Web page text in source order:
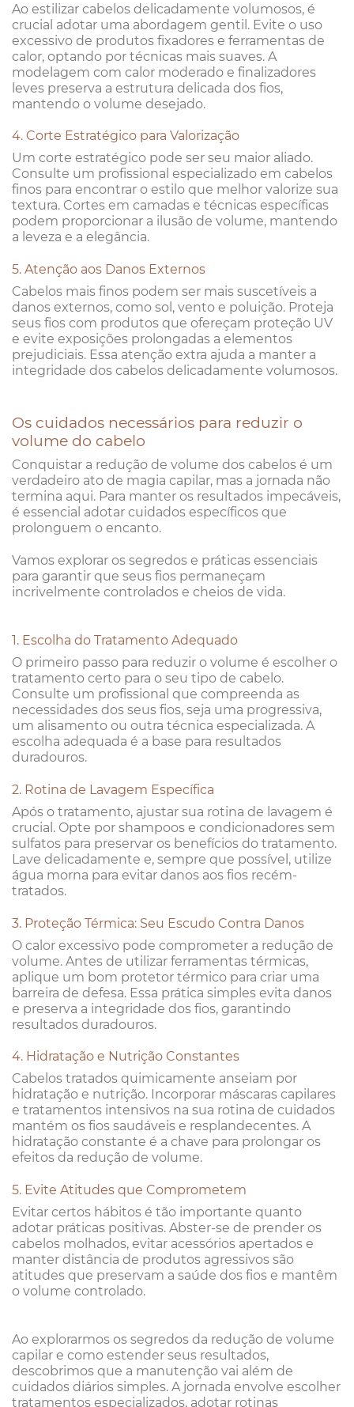
Ao estilizar cabelos delicadamente volumosos, é
crucial adotar uma abordagem gentil. Evite o uso
excessivo de produtos fixadores e ferramentas de
calor, optando por técnicas mais suaves. A
modelagem com calor moderado e finalizadores
leves preserva a estrutura delicada dos fios,
mantendo o volume desejado.
4. Corte Estratégico para Valorização
Um corte estratégico pode ser seu maior aliado.
Consulte um profissional especializado em cabelos
finos para encontrar o estilo que melhor valorize sua
textura. Cortes em camadas e técnicas específicas
podem proporcionar a ilusão de volume, mantendo
a leveza e a elegância.
5. Atenção aos Danos Externos
Cabelos mais finos podem ser mais suscetíveis a
danos externos, como sol, vento e poluição. Proteja
seus fios com produtos que ofereçam proteção UV
e evite exposições prolongadas a elementos
prejudiciais. Essa atenção extra ajuda a manter a
integridade dos cabelos delicadamente volumosos.
Os cuidados necessários para reduzir o
volume do cabelo
Conquistar a redução de volume dos cabelos é um
verdadeiro ato de magia capilar, mas a jornada não
termina aqui. Para manter os resultados impecáveis,
é essencial adotar cuidados específicos que
prolonguem o encanto.
Vamos explorar os segredos e práticas essenciais
para garantir que seus fios permaneçam
incrivelmente controlados e cheios de vida.
1. Escolha do Tratamento Adequado
O primeiro passo para reduzir o volume é escolher o
tratamento certo para o seu tipo de cabelo.
Consulte um profissional que compreenda as
necessidades dos seus fios, seja uma progressiva,
um alisamento ou outra técnica especializada. A
escolha adequada é a base para resultados
duradouros.
2. Rotina de Lavagem Específica
Após o tratamento, ajustar sua rotina de lavagem é
crucial. Opte por shampoos e condicionadores sem
sulfatos para preservar os benefícios do tratamento.
Lave delicadamente e, sempre que possível, utilize
água morna para evitar danos aos fios recém-
tratados.
3. Proteção Térmica: Seu Escudo Contra Danos
O calor excessivo pode comprometer a redução de
volume. Antes de utilizar ferramentas térmicas,
aplique um bom protetor térmico para criar uma
barreira de defesa. Essa prática simples evita danos
e preserva a integridade dos fios, garantindo
resultados duradouros.
4. Hidratação e Nutrição Constantes
Cabelos tratados quimicamente anseiam por
hidratação e nutrição. Incorporar máscaras capilares
e tratamentos intensivos na sua rotina de cuidados
mantém os fios saudáveis e resplandecentes. A
hidratação constante é a chave para prolongar os
efeitos da redução de volume.
5. Evite Atitudes que Comprometem
Evitar certos hábitos é tão importante quanto
adotar práticas positivas. Abster-se de prender os
cabelos molhados, evitar acessórios apertados e
manter distância de produtos agressivos são
atitudes que preservam a saúde dos fios e mantêm
o volume controlado.
Ao explorarmos os segredos da redução de volume
capilar e como estender seus resultados,
descobrimos que a manutenção vai além de
cuidados diários simples. A jornada envolve escolher
tratamentos especializados, adotar rotinas